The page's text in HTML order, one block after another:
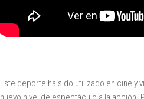
Este deporte ha sido utilizado en cine y